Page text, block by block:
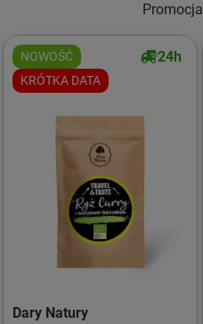
Promocja
NOWOŚĆ
KRÓTKA DATA
24h
Dary Natury